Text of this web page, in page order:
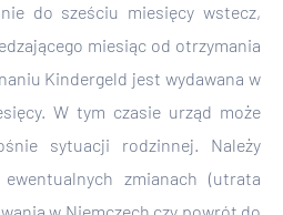
do sześciu miesięcy wstecz,
miesiąc od otrzymania
Kindergeld jest wydawana w
W tym czasie urząd może
sytuacji rodzinnej. Należy
zmianach (utrata